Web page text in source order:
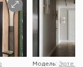
Модель: Эрте 2